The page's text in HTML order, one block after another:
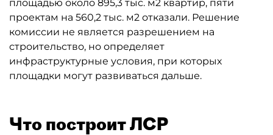
площадью около 895,3 тыс. м2 квартир, пяти
проектам на 560,2 тыс. м2 отказали. Решение
комиссии не является разрешением на
строительство, но определяет
инфраструктурные условия, при которых
площадки могут развиваться дальше.
Что построит ЛСР